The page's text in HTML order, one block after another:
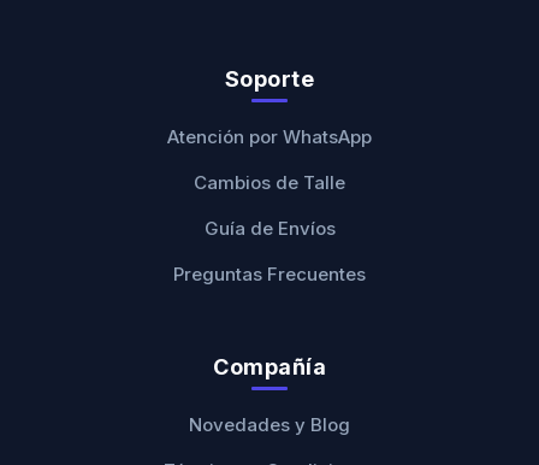
Soporte
Atención por WhatsApp
Cambios de Talle
Guía de Envíos
Preguntas Frecuentes
Compañía
Novedades y Blog